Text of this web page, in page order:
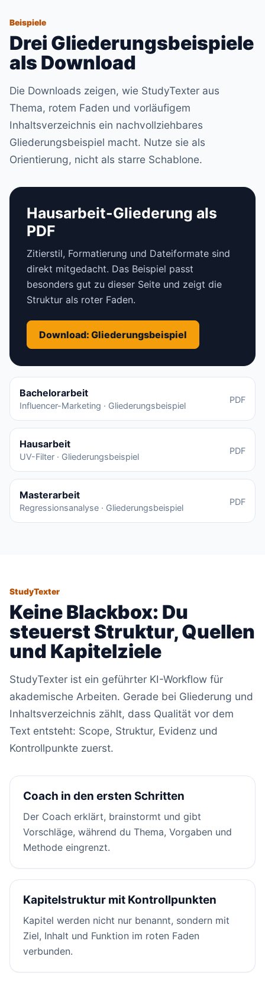
Beispiele
Drei Gliederungsbeispiele
als Download
Die Downloads zeigen, wie StudyTexter aus
Thema, rotem Faden und vorläufigem
Inhaltsverzeichnis ein nachvollziehbares
Gliederungsbeispiel macht. Nutze sie als
Orientierung, nicht als starre Schablone.
Hausarbeit-Gliederung als
PDF
Zitierstil, Formatierung und Dateiformate sind
direkt mitgedacht. Das Beispiel passt
besonders gut zu dieser Seite und zeigt die
Struktur als roter Faden.
Download: Gliederungsbeispiel
Bachelorarbeit
Influencer-Marketing · Gliederungsbeispiel
PDF
Hausarbeit
UV-Filter · Gliederungsbeispiel
PDF
Masterarbeit
Regressionsanalyse · Gliederungsbeispiel
PDF
StudyTexter
Keine Blackbox: Du
steuerst Struktur, Quellen
und Kapitelziele
StudyTexter ist ein geführter KI-Workflow für
akademische Arbeiten. Gerade bei Gliederung und
Inhaltsverzeichnis zählt, dass Qualität vor dem
Text entsteht: Scope, Struktur, Evidenz und
Kontrollpunkte zuerst.
Coach in den ersten Schritten
Der Coach erklärt, brainstormt und gibt
Vorschläge, während du Thema, Vorgaben und
Methode eingrenzt.
Kapitelstruktur mit Kontrollpunkten
Kapitel werden nicht nur benannt, sondern mit
Ziel, Inhalt und Funktion im roten Faden
verbunden.